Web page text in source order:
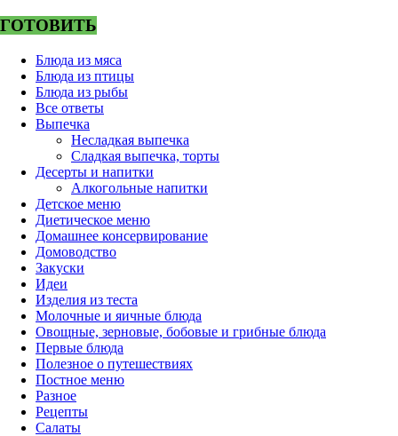
ГОТОВИТЬ
Блюда из мяса
Блюда из птицы
Блюда из рыбы
Все ответы
Выпечка
Несладкая выпечка
Сладкая выпечка, торты
Десерты и напитки
Алкогольные напитки
Детское меню
Диетическое меню
Домашнее консервирование
Домоводство
Закуски
Идеи
Изделия из теста
Молочные и яичные блюда
Овощные, зерновые, бобовые и грибные блюда
Первые блюда
Полезное о путешествиях
Постное меню
Разное
Рецепты
Салаты